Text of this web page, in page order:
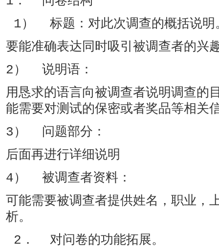
1） 标题：对此次调查的概括说明
要能准确表达同时吸引被调查者的兴
2） 说明语：
用恳求的语言向被调查者说明调查的
能需要对测试的保密或者奖品等相关
3） 问题部分：
后面再进行详细说明
4） 被调查者资料：
可能需要被调查者提供姓名，职业，
析。
2． 对问卷的功能拓展。